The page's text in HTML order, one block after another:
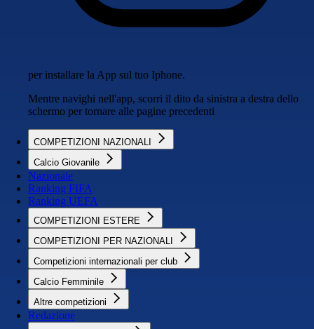
per installare la App sul tuo Iphone.
Mentre navighi nell'app, scorri il dito da sinistra a destra dello
schermo per tornare alle pagine precedenti
COMPETIZIONI NAZIONALI
Calcio Giovanile
Nazionale
Ranking FIFA
Ranking UEFA
COMPETIZIONI ESTERE
COMPETIZIONI PER NAZIONALI
Competizioni internazionali per club
Calcio Femminile
Altre competizioni
Redazione